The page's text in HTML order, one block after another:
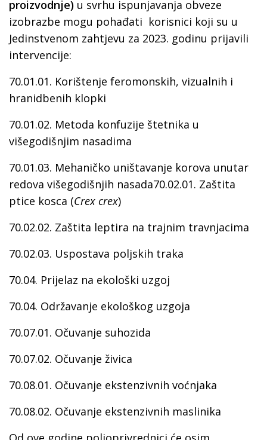
proizvodnje) u svrhu ispunjavanja obveze
izobrazbe mogu pohađati korisnici koji su u
Jedinstvenom zahtjevu za 2023. godinu prijavili
intervencije:
70.01.01. Korištenje feromonskih, vizualnih i
hranidbenih klopki
70.01.02. Metoda konfuzije štetnika u
višegodišnjim nasadima
70.01.03. Mehaničko uništavanje korova unutar
redova višegodišnjih nasada70.02.01. Zaštita
ptice kosca (Crex crex)
70.02.02. Zaštita leptira na trajnim travnjacima
70.02.03. Uspostava poljskih traka
70.04. Prijelaz na ekološki uzgoj
70.04. Održavanje ekološkog uzgoja
70.07.01. Očuvanje suhozida
70.07.02. Očuvanje živica
70.08.01. Očuvanje ekstenzivnih voćnjaka
70.08.02. Očuvanje ekstenzivnih maslinika